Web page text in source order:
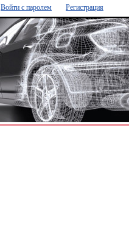
Войти с паролем Регистрация